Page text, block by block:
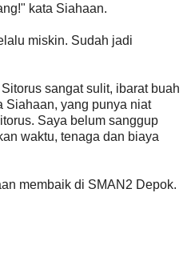
kata Siahaan.
miskin. Sudah jadi
sangat sulit, ibarat buah
Siahaan, yang punya niat
Saya belum sanggup
waktu, tenaga dan biaya
membaik di SMAN2 Depok.